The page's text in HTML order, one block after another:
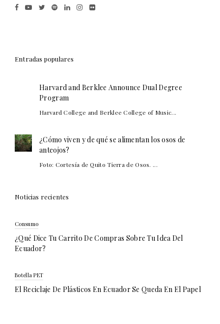
Entradas populares
Harvard and Berklee Announce Dual Degree
Program
Harvard College and Berklee College of Music...
¿Cómo viven y de qué se alimentan los osos de
anteojos?
Foto: Cortesía de Quito Tierra de Osos. ...
Noticias recientes
Consumo
¿Qué Dice Tu Carrito De Compras Sobre Tu Idea Del
Ecuador?
Botella PET
El Reciclaje De Plásticos En Ecuador Se Queda En El Papel